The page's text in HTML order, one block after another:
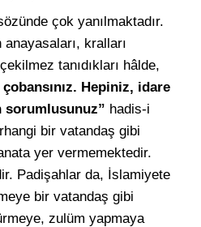
çok yanılmaktadır.
anayasaları, kralları
tanıdıkları hâlde,
Hepiniz, idare
hadis-i
bir vatandaş gibi
yer vermemektedir.
Padişahlar da, İslamiyete
bir vatandaş gibi
zulüm yapmaya